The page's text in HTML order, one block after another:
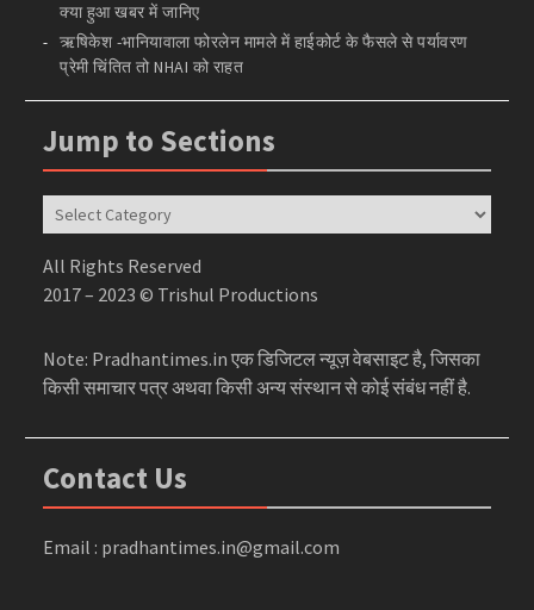
क्या हुआ खबर में जानिए
ऋषिकेश -भानियावाला फोरलेन मामले में हाईकोर्ट के फैसले से पर्यावरण
प्रेमी चिंतित तो NHAI को राहत
Jump to Sections
Jump
to
Sections
All Rights Reserved
2017 – 2023 © Trishul Productions
Note: Pradhantimes.in एक डिजिटल न्यूज़ वेबसाइट है, जिसका
किसी समाचार पत्र अथवा किसी अन्य संस्थान से कोई संबंध नहीं है.
Contact Us
Email : pradhantimes.in@gmail.com